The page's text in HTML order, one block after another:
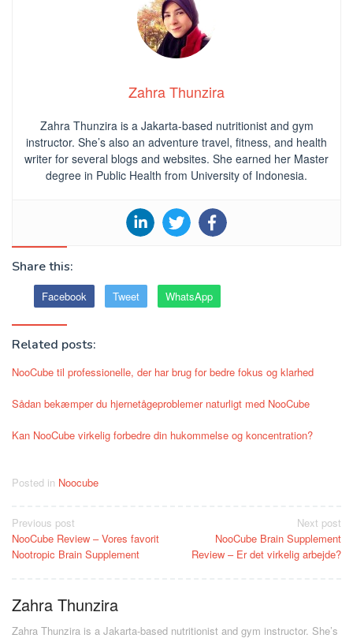
Zahra Thunzira
Zahra Thunzira is a Jakarta-based nutritionist and gym
instructor. She’s also an adventure travel, fitness, and health
writer for several blogs and websites. She earned her Master
degree in Public Health from University of Indonesia.
Share this:
Facebook Tweet WhatsApp
Related posts:
NooCube til professionelle, der har brug for bedre fokus og klarhed
Sådan bekæmper du hjernetågeproblemer naturligt med NooCube
Kan NooCube virkelig forbedre din hukommelse og koncentration?
Posted in Noocube
Post
navigation
Previous post
NooCube Review – Vores favorit
Nootropic Brain Supplement
Next post
NooCube Brain Supplement
Review – Er det virkelig arbejde?
Zahra Thunzira
Zahra Thunzira is a Jakarta-based nutritionist and gym instructor. She’s